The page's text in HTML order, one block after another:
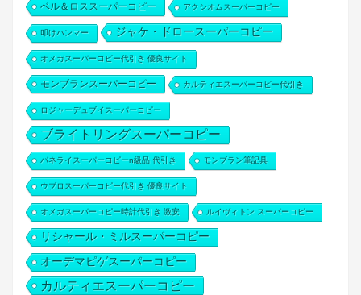
ベル＆ロススーパーコピー アクシオムスーパーコピー
叩けハンマー ジャケ・ドロースーパーコピー
オメガスーパーコピー代引き 優良サイト
モンブランスーパーコピー カルティエスーパーコピー代引き
ロジャーデュブイスーパーコピー
ブライトリングスーパーコピー
パネライスーパーコピーn級品 代引き モンブラン筆記具
ウブロスーパーコピー代引き 優良サイト
オメガスーパーコピー時計代引き 激安 ルイヴィトン スーパーコピー
リシャール・ミルスーパーコピー
オーデマピゲスーパーコピー
カルティエスーパーコピー